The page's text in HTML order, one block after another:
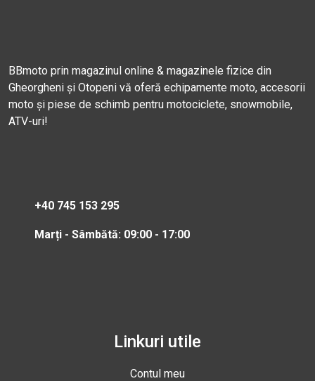
BBmoto prin magazinul online & magazinele fizice din
Gheorgheni și Otopeni vă oferă echipamente moto, accesorii
moto și piese de schimb pentru motociclete, snowmobile,
ATV-uri!
+40 745 153 295
Marți - Sâmbătă: 09:00 - 17:00
Linkuri utile
Contul meu